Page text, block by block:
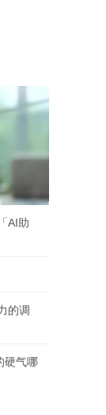
AI助
的调
硬气哪